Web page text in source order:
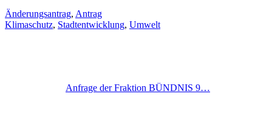
Änderungsantrag, Antrag
Klimaschutz, Stadtentwicklung, Umwelt
Anfrage der Fraktion BÜNDNIS 9…